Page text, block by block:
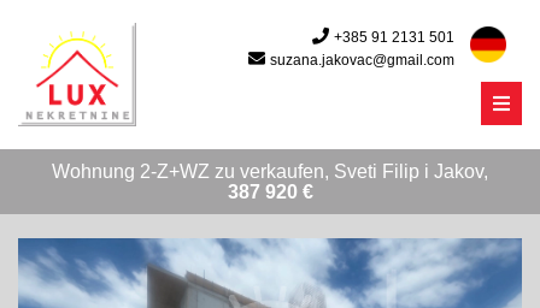
+385 91 2131 501
suzana.jakovac@gmail.com
Menu
Wohnung 2-Z+WZ zu verkaufen, Sveti Filip i Jakov,
387 920 €